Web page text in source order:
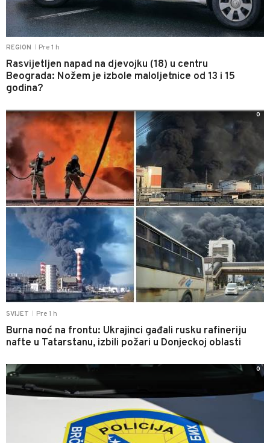
REGION Pre 1 h
Rasvijetljen napad na djevojku (18) u centru
Beograda: Nožem je izbole maloljetnice od 13 i 15
godina?
SVIJET Pre 1 h
Burna noć na frontu: Ukrajinci gađali rusku rafineriju
nafte u Tatarstanu, izbili požari u Donjeckoj oblasti
0
0